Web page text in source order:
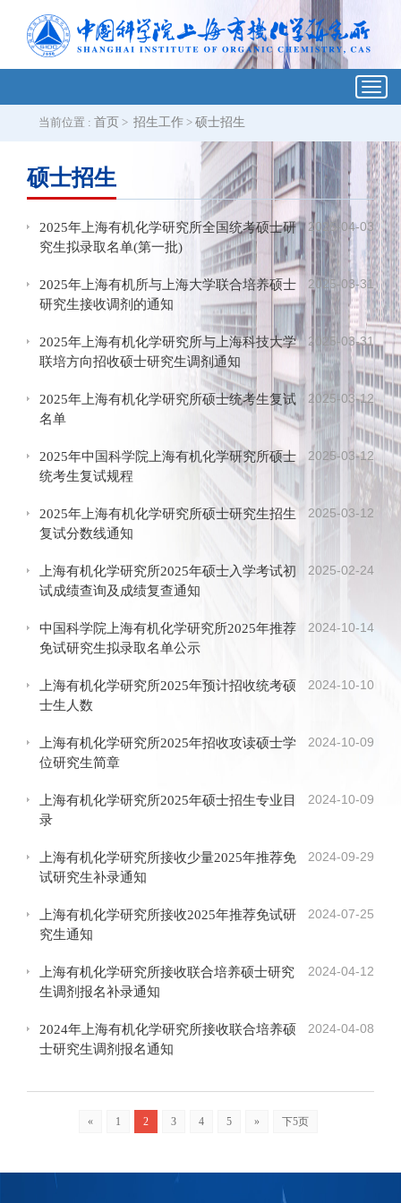
当前位置 : 首页 > 招生工作 > 硕士招生
硕士招生
2025-04-03
2025年上海有机化学研究所全国统考硕士研
究生拟录取名单(第一批)
2025-03-31
2025年上海有机所与上海大学联合培养硕士
研究生接收调剂的通知
2025-03-31
2025年上海有机化学研究所与上海科技大学
联培方向招收硕士研究生调剂通知
2025-03-12
2025年上海有机化学研究所硕士统考生复试
名单
2025-03-12
2025年中国科学院上海有机化学研究所硕士
统考生复试规程
2025-03-12
2025年上海有机化学研究所硕士研究生招生
复试分数线通知
2025-02-24
上海有机化学研究所2025年硕士入学考试初
试成绩查询及成绩复查通知
2024-10-14
中国科学院上海有机化学研究所2025年推荐
免试研究生拟录取名单公示
2024-10-10
上海有机化学研究所2025年预计招收统考硕
士生人数
2024-10-09
上海有机化学研究所2025年招收攻读硕士学
位研究生简章
2024-10-09
上海有机化学研究所2025年硕士招生专业目
录
2024-09-29
上海有机化学研究所接收少量2025年推荐免
试研究生补录通知
2024-07-25
上海有机化学研究所接收2025年推荐免试研
究生通知
2024-04-12
上海有机化学研究所接收联合培养硕士研究
生调剂报名补录通知
2024-04-08
2024年上海有机化学研究所接收联合培养硕
士研究生调剂报名通知
« 1 2 3 4 5 » 下5页